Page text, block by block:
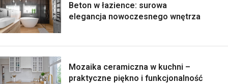
Beton w łazience: surowa
elegancja nowoczesnego wnętrza
Mozaika ceramiczna w kuchni –
praktyczne piękno i funkcjonalność